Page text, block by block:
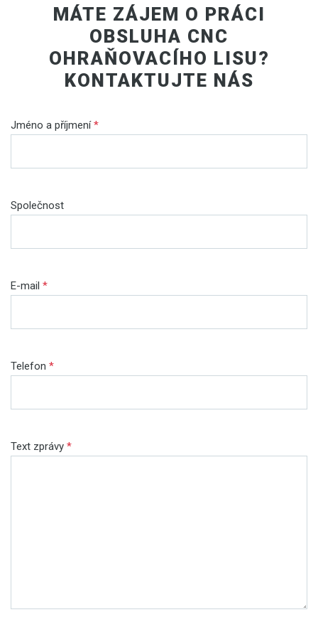
MÁTE ZÁJEM O PRÁCI
OBSLUHA CNC
OHRAŇOVACÍHO LISU?
KONTAKTUJTE NÁS
Jméno a příjmení*
Společnost
E-mail *
Telefon *
Text zprávy *